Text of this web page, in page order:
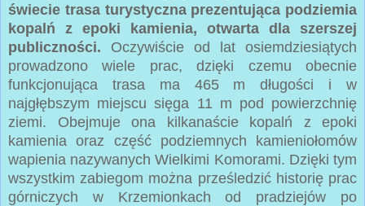
świecie trasa turystyczna prezentująca podziemia
kopalń z epoki kamienia, otwarta dla szerszej
publiczności. Oczywiście od lat osiemdziesiątych
prowadzono wiele prac, dzięki czemu obecnie
funkcjonująca trasa ma 465 m długości i w
najgłębszym miejscu sięga 11 m pod powierzchnię
ziemi. Obejmuje ona kilkanaście kopalń z epoki
kamienia oraz część podziemnych kamieniołomów
wapienia nazywanych Wielkimi Komorami. Dzięki tym
wszystkim zabiegom można prześledzić historię prac
górniczych w Krzemionkach od pradziejów po